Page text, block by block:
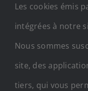
Les cookies émis
intégrées à notre
Nous sommes
site, des
tiers, qui vous